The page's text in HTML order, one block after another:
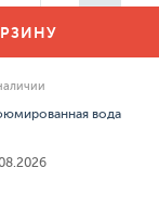
вода